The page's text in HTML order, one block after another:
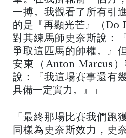
一搏。我觀看了所有引
的是『再顯光芒』（Do
對其練馬師史奈斯說：
爭取這匹馬的帥權。』
安東（Anton Marcus
說：『我這場賽事還有
具備一定實力。』」
「最終那場比賽我們跑
同樣為史奈斯效力，史